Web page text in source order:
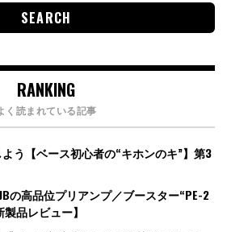
RANKING
く読まれている記事
う【ベース初心者の“キホンのキ”】第3
の高品位プリアンプ／ブースター“PE-2
製品レビュー】